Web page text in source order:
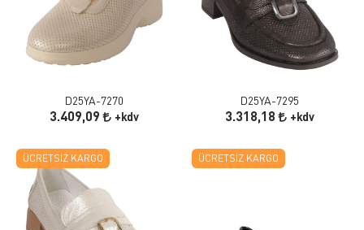
D25YA-7270
3.409,09 +kdv
D25YA-7295
3.318,18 +kdv
ÜCRETSIZ KARGO ÜCRETSIZ KARGO